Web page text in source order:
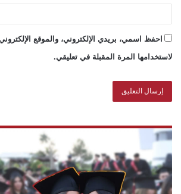
احفظ اسمي، بريدي الإلكتروني، والموقع
لاستخدامها المرة المقبلة في تعليقي.